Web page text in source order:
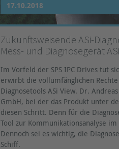
17.10.2018
Zukunftsweisende ASi-
Mess- und Diagnosegerät
Im Vorfeld der SPS IPC Drives tut
erwirbt die vollumfänglichen
Diagnosetools ASi View. Dr.
GmbH, bei der das Produkt unter
diesen Schritt. Denn für die
Tool zur Kommunikationsanalyse
Dennoch sei es wichtig, die
Schiff.